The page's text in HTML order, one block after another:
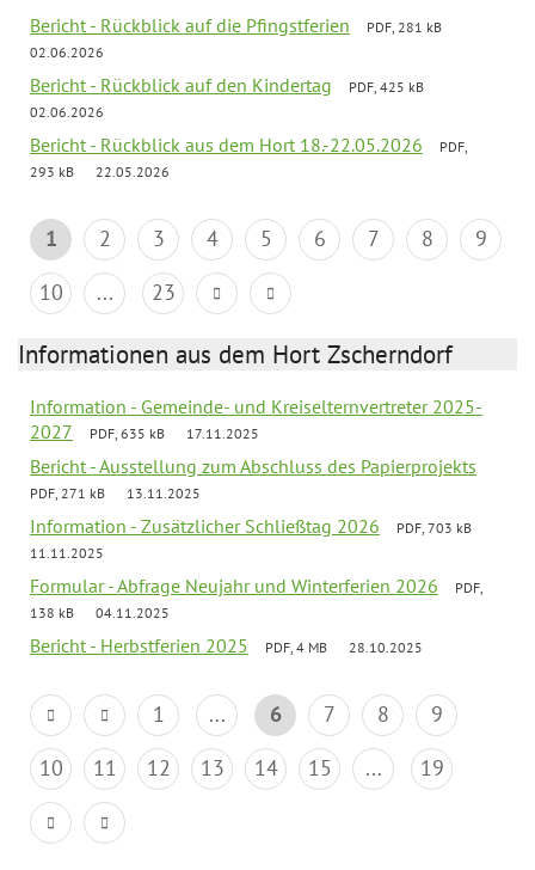
Bericht - Rückblick auf die Pfingstferien
PDF, 281 kB
02.06.2026
Bericht - Rückblick auf den Kindertag
PDF, 425 kB
02.06.2026
Bericht - Rückblick aus dem Hort 18.-22.05.2026
PDF,
293 kB
22.05.2026
1 2 3 4 5 6 7 8
9
10
... 23
Informationen aus dem Hort Zscherndorf
Information - Gemeinde- und Kreiselternvertreter 2025-
2027
PDF, 635 kB 17.11.2025
Bericht - Ausstellung zum Abschluss des Papierprojekts
PDF, 271 kB 13.11.2025
Information - Zusätzlicher Schließtag 2026
PDF, 703 kB
11.11.2025
Formular - Abfrage Neujahr und Winterferien 2026
PDF,
138 kB
04.11.2025
Bericht - Herbstferien 2025 PDF, 4 MB 28.10.2025
1 ... 6 7 8
9
10
11 12 13 14 15 ... 19